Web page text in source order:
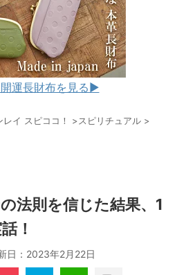
運長財布を見る▶︎
イ スピココ！ >スピリチュアル >
法則を信じた結果、1
！
日： 2023年2月22日